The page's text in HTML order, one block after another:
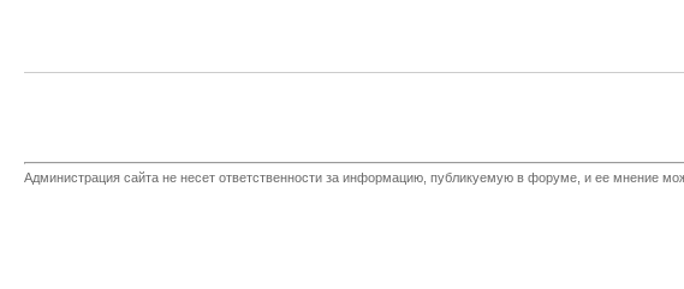
Администрация сайта не несет ответственности за информацию, публикуемую в форуме, и ее мнение